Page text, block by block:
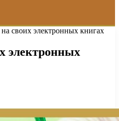
на своих электронных книгах
электронных